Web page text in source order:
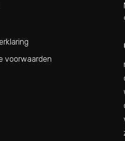
voorwaarden